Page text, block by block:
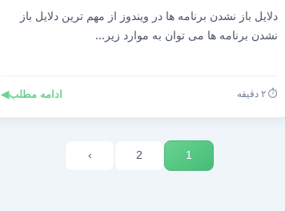
دلایل باز نشدن برنامه ها در ویندوز از مهم ترین دلایل باز
نشدن برنامه ها می توان به موارد زیر...
⏱️ ۲ دقیقه ادامه مطلب◀
1
2
›